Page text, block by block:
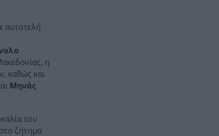
αυτοτελή
η
καθώς και
Μηνάς
του
ζήτημα